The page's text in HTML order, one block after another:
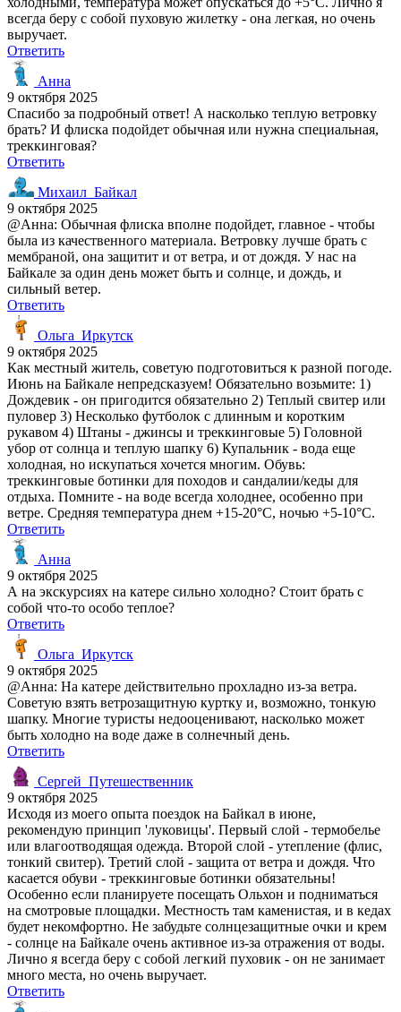
всегда беру с собой пуховую жилетку - она легкая, но очень
выручает.
Ответить
Анна
9 октября 2025
Спасибо за подробный ответ! А насколько теплую ветровку
брать? И флиска подойдет обычная или нужна специальная,
треккинговая?
Ответить
Михаил_Байкал
9 октября 2025
@Анна: Обычная флиска вполне подойдет, главное - чтобы
была из качественного материала. Ветровку лучше брать с
мембраной, она защитит и от ветра, и от дождя. У нас на
Байкале за один день может быть и солнце, и дождь, и
сильный ветер.
Ответить
Ольга_Иркутск
9 октября 2025
Как местный житель, советую подготовиться к разной погоде.
Июнь на Байкале непредсказуем! Обязательно возьмите: 1)
Дождевик - он пригодится обязательно 2) Теплый свитер или
пуловер 3) Несколько футболок с длинным и коротким
рукавом 4) Штаны - джинсы и треккинговые 5) Головной
убор от солнца и теплую шапку 6) Купальник - вода еще
холодная, но искупаться хочется многим. Обувь:
треккинговые ботинки для походов и сандалии/кеды для
отдыха. Помните - на воде всегда холоднее, особенно при
ветре. Средняя температура днем +15-20°C, ночью +5-10°C.
Ответить
Анна
9 октября 2025
А на экскурсиях на катере сильно холодно? Стоит брать с
собой что-то особо теплое?
Ответить
Ольга_Иркутск
9 октября 2025
@Анна: На катере действительно прохладно из-за ветра.
Советую взять ветрозащитную куртку и, возможно, тонкую
шапку. Многие туристы недооценивают, насколько может
быть холодно на воде даже в солнечный день.
Ответить
Сергей_Путешественник
9 октября 2025
Исходя из моего опыта поездок на Байкал в июне,
рекомендую принцип 'луковицы'. Первый слой - термобелье
или влагоотводящая одежда. Второй слой - утепление (флис,
тонкий свитер). Третий слой - защита от ветра и дождя. Что
касается обуви - треккинговые ботинки обязательны!
Особенно если планируете посещать Ольхон и подниматься
на смотровые площадки. Местность там каменистая, и в кедах
будет некомфортно. Не забудьте солнцезащитные очки и крем
- солнце на Байкале очень активное из-за отражения от воды.
Лично я всегда беру с собой легкий пуховик - он не занимает
много места, но очень выручает.
Ответить